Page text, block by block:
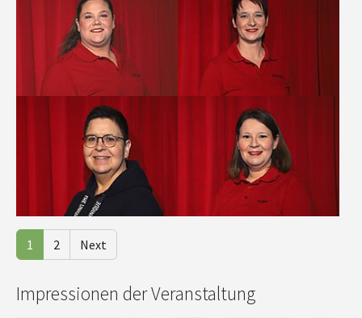
Show larger version Show larger version
1 2 Next
Impressionen der Veranstaltung